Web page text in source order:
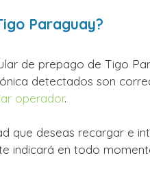
Paraguay?
de prepago de Tigo
detectados son
operador.
que deseas recargar e
indicará en todo